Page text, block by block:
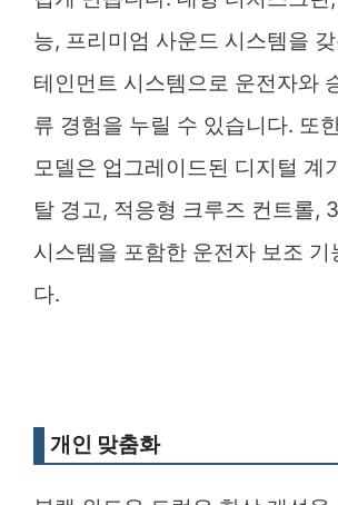
능, 프리미엄 사운드 시스템을
테인먼트 시스템으로 운전자와
류 경험을 누릴 수 있습니다. 또
모델은 업그레이드된 디지털 계
탈 경고, 적응형 크루즈 컨트롤,
시스템을 포함한 운전자 보조 기
다.
개인 맞춤화